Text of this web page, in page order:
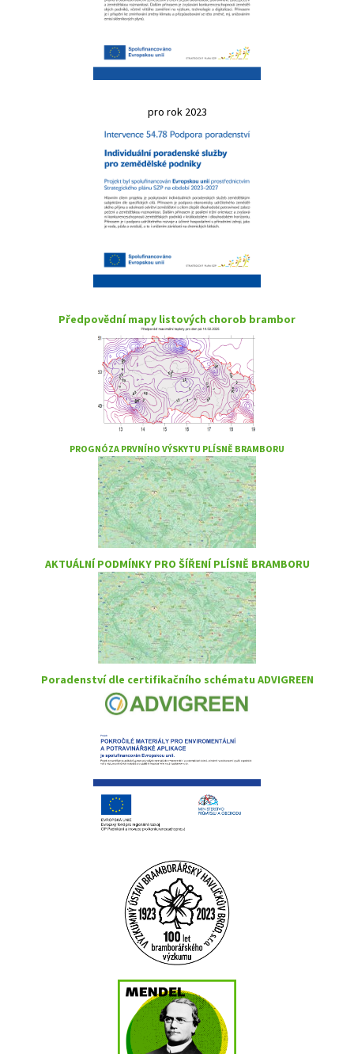
pro rok 2023
Předpovědní mapy listových chorob brambor
PROGNÓZA PRVNÍHO VÝSKYTU PLÍSNĚ BRAMBORU
AKTUÁLNÍ PODMÍNKY PRO ŠÍŘENÍ PLÍSNĚ BRAMBORU
Poradenství dle certifikačního schématu ADVIGREEN